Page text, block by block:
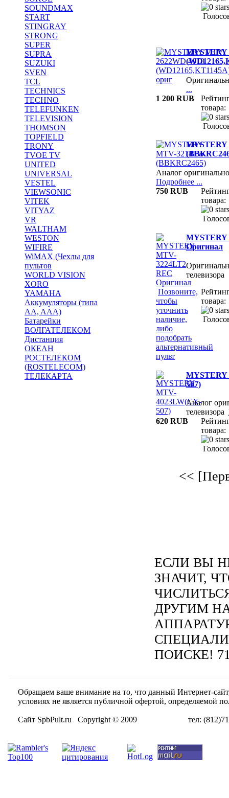
SOUNDMAX
START
STINGRAY
STRONG
SUPER
SUPRA
SUZUKI
SVEN
TCL
TECHNICS
TECHNO
TELEFUNKEN
TELEVISION
THOMSON
TOPFIELD
TRONY
TVOE TV
UNITED
UNIVERSAL
VESTEL
VIEWSONIC
VITEK
VITYAZ
VR
WALTHAM
WESTON
WIFIRE
WiMAX (Чехлы для
пультов
WORLD VISION
XORO
YAMAHA
Аккумуляторы (типа
AA, AAA)
Батарейки
ВОЛГАТЕЛЕКОМ
Дистанция
ОКЕАН
РОСТЕЛЕКОМ
(ROSTELECOM)
ТЕЛЕКАРТА
MYSTERY
...
1 200 RUB
товара:
MYSTERY
Аналог
Подробнее ...
750 RUB
товара:
MYSTERY
Оригинал
Позвоните,
чтобы
уточнить
наличие,
либо
подобрать
альтернативный
пульт
товара:
MYSTERY
507)
Аналог
телевизора
620 RUB
товара:
<<
ЕСЛИ ВЫ
ЗНАЧИТ,
ДРУГИМ
ПОИСКЕ!
Обращаем ваше внимание на то, что данный Интернет-
условиях не является публичной офертой, определяемой
Сайт SpbPult.ru Copyright © 2009 тел: (812)716-